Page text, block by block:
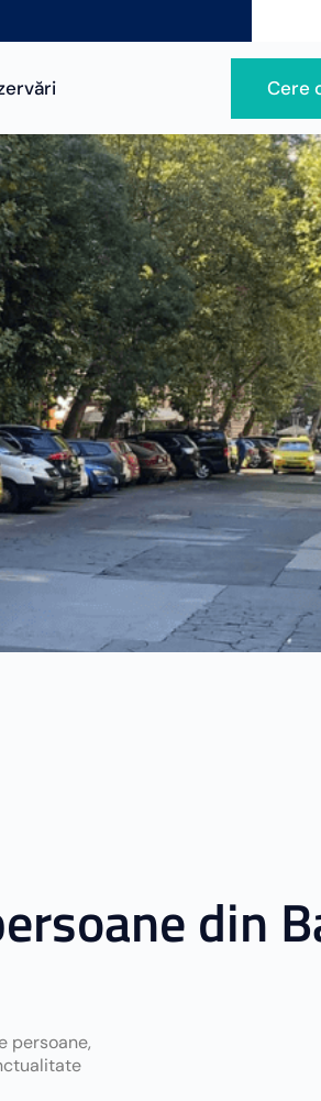
Cere
din
persoane,